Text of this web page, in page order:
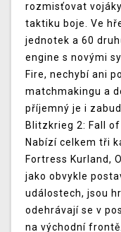
rozmisťovat
taktiku boje. Ve
jednotek a 60
engine s novými
Fire, nechybí ani
matchmakingu a
příjemný je i
Blitzkrieg 2: Fall
Nabízí celkem tři
Fortress Kurland,
jako obvykle
událostech, jsou
odehrávají se v
na východní